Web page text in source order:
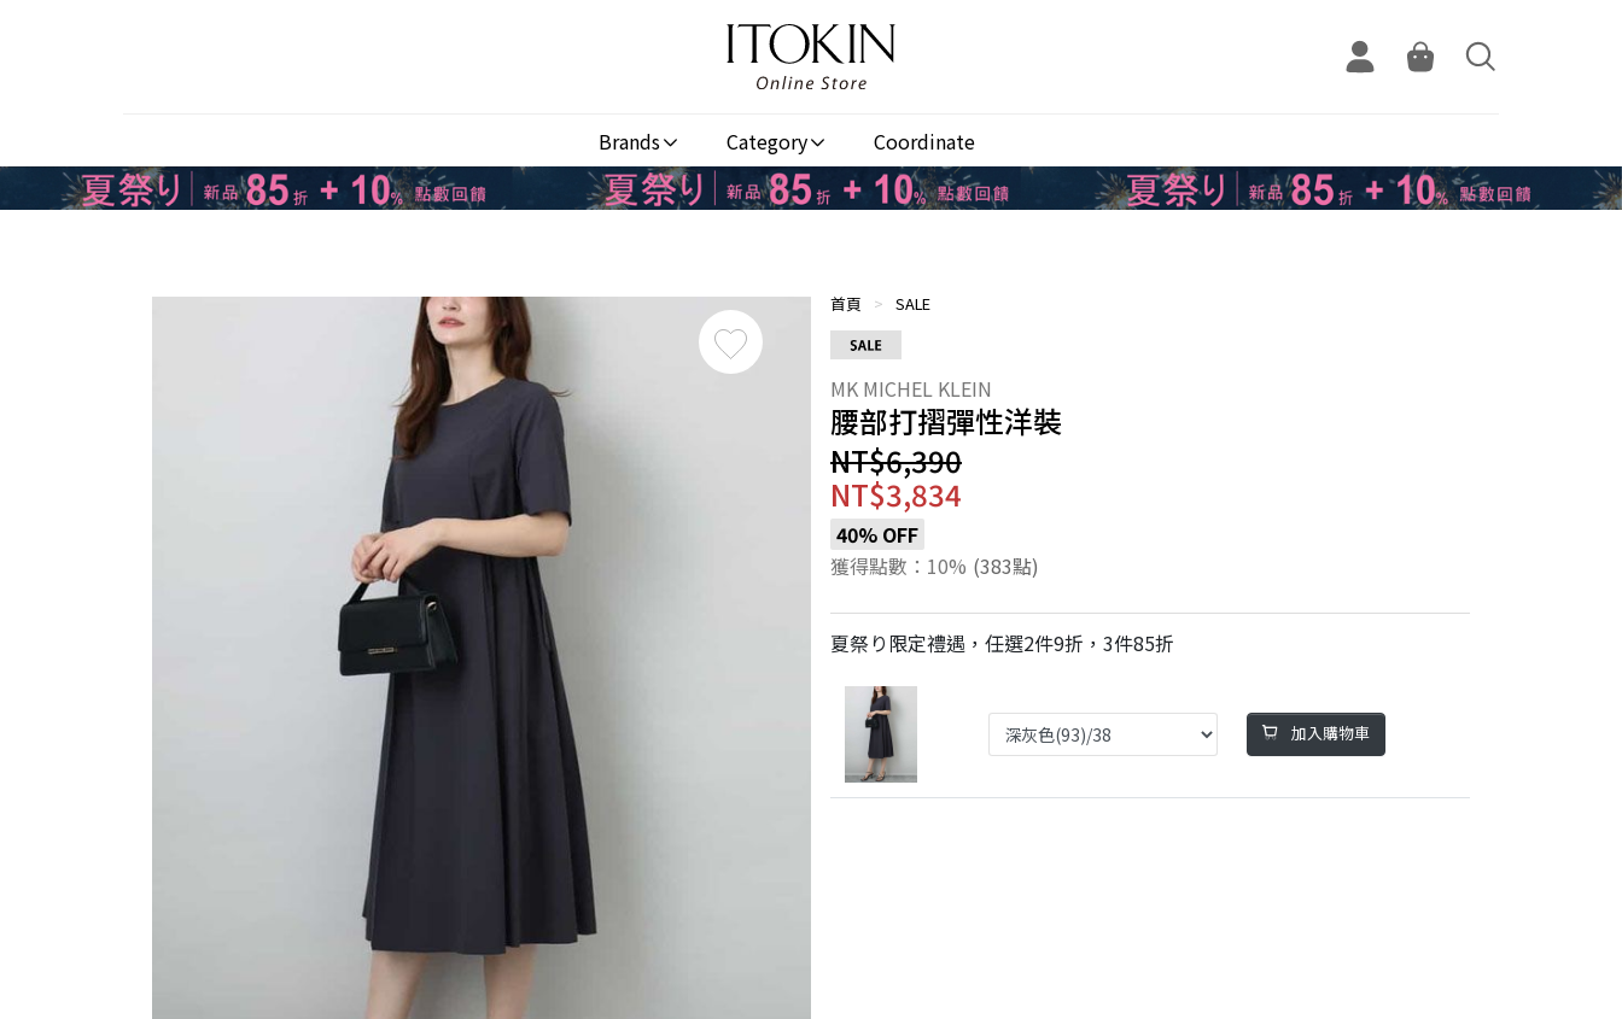
Brands Category Coordinate
首頁 > SALE
腰部打摺彈性洋裝
NT$6,390
NT$3,834
40% OFF
獲得點數：10% (383點)
夏祭り限定禮遇，任選2件9折，3件85折
加入購物車